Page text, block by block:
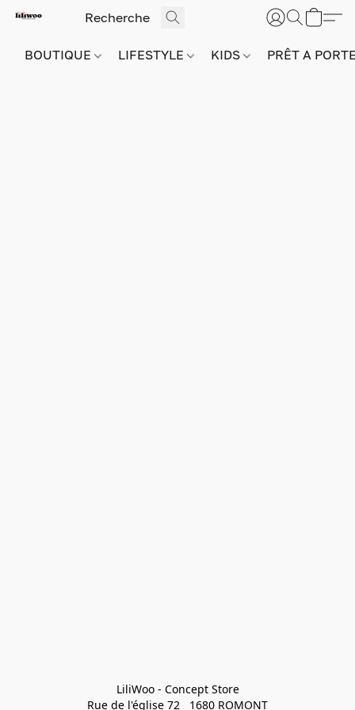
BOUTIQUE LIFESTYLE KIDS PRÊT A
LiliWoo - Concept Store
Rue de l'église 72   1680 ROMONT